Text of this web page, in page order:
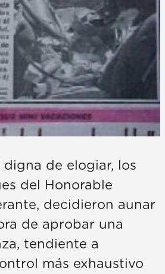
de elogiar, los
del Honorable
decidieron aunar
de aprobar una
tendiente a
más exhaustivo